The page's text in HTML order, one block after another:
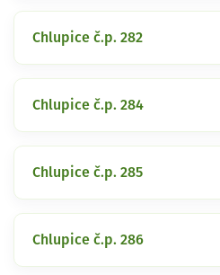
Chlupice č.p. 282
Chlupice č.p. 284
Chlupice č.p. 285
Chlupice č.p. 286